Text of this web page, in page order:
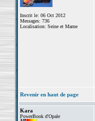
Inscrit le: 06 Oct 2012
Messages: 736
Localisation: Seine et Marne
Revenir en haut de page
Kara
PowerBook d'Opale